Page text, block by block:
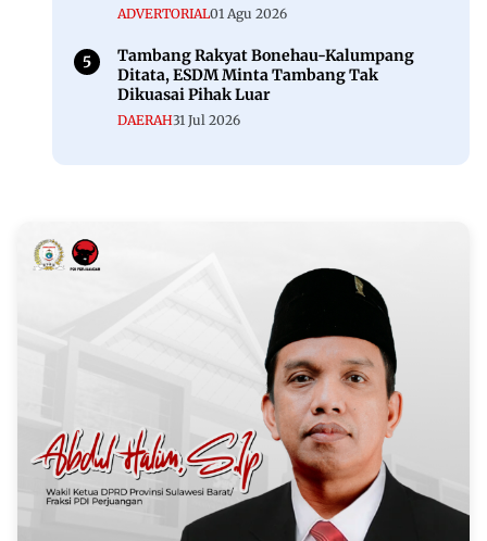
ADVERTORIAL01 Agu 2026
Tambang Rakyat Bonehau-Kalumpang
Ditata, ESDM Minta Tambang Tak
Dikuasai Pihak Luar
DAERAH31 Jul 2026